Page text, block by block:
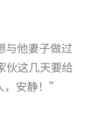
与他妻子做过
伙这几天要给
安静！”